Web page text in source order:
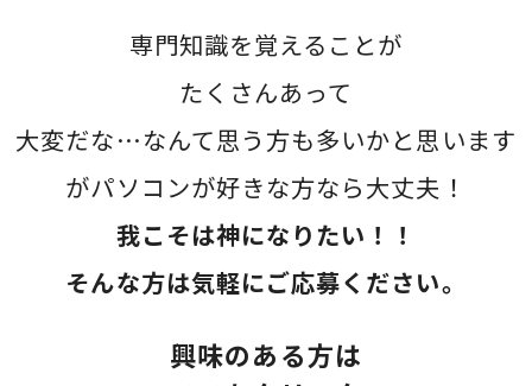
専門知識を覚えることが
たくさんあって
大変だな…なんて思う方も多いかと思います
がパソコンが好きな方なら大丈夫！
我こそは神になりたい！！
そんな方は気軽にご応募ください。
興味のある方は